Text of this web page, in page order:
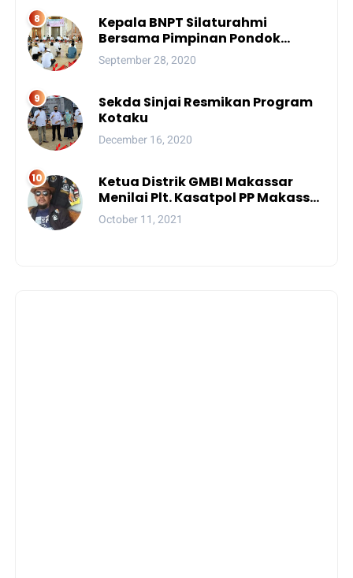
Kepala BNPT Silaturahmi
Bersama Pimpinan Pondok
Pesantren Se-Sulsel
September 28, 2020
Sekda Sinjai Resmikan Program
Kotaku
December 16, 2020
Ketua Distrik GMBI Makassar
Menilai Plt. Kasatpol PP Makassar
Melanggar Kode Etik ASN
October 11, 2021